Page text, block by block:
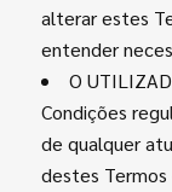
alterar estes
entender
O
Condições
de qualquer
destes Termos